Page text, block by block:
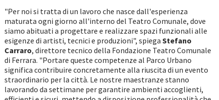
"Per noi si tratta di un lavoro che nasce dall'esperienza
maturata ogni giorno all'interno del Teatro Comunale, dove
siamo abituati a progettare e realizzare spazi funzionali alle
esigenze di artisti, tecnici e produzioni", spiega Stefano
Carraro, direttore tecnico della Fondazione Teatro Comunale
di Ferrara. "Portare queste competenze al Parco Urbano
significa contribuire concretamente alla riuscita di un evento
straordinario per la città. Le nostre maestranze stanno
lavorando da settimane per garantire ambienti accoglienti,